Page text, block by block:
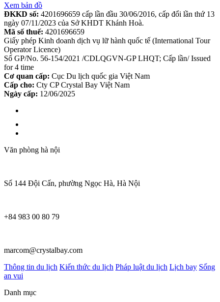
Xem bản đồ
ĐKKD số: 4201696659 cấp lần đầu 30/06/2016, cấp đổi lần thứ 13
ngày 07/11/2023 của Sở KHDT Khánh Hoà.
Mã số thuế: 4201696659
Giấy phép Kinh doanh dịch vụ lữ hành quốc tế (International Tour
Operator Licence)
Số GP/No. 56-154/2021 /CDLQGVN-GP LHQT; Cấp lần/ Issued
for 4 time
Cơ quan cấp: Cục Du lịch quốc gia Việt Nam
Cấp cho: Cty CP Crystal Bay Việt Nam
Ngày cấp: 12/06/2025
Văn phòng hà nội
Số 144 Đội Cấn, phường Ngọc Hà, Hà Nội
+84 983 00 80 79
marcom@crystalbay.com
Thông tin du lịch Kiến thức du lịch Pháp luật du lịch Lịch bay Sống
an vui
Danh mục